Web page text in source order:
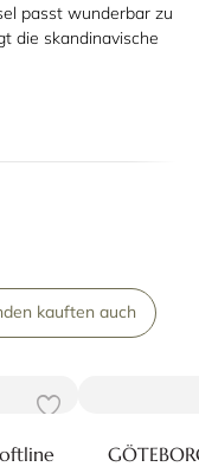
passt wunderbar zu
die skandinavische
kauften auch